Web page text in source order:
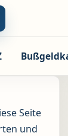
Seite
und